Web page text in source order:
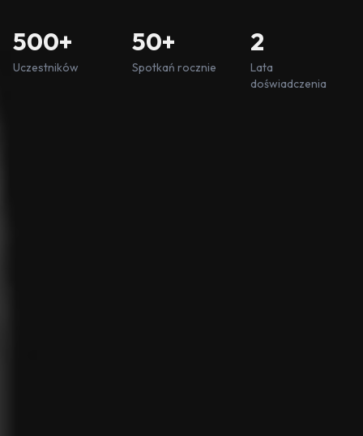
500+
Uczestników
50+
Spotkań rocznie
2
Lata
doświadczenia